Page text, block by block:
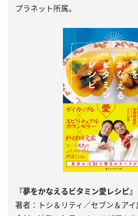
プラネット所属。
『夢をかなえるビタミン愛レシピ』
著者：トシ＆リティ／セブン＆アイ